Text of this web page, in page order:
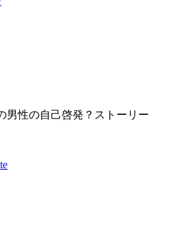
男性の自己啓発？ストーリー